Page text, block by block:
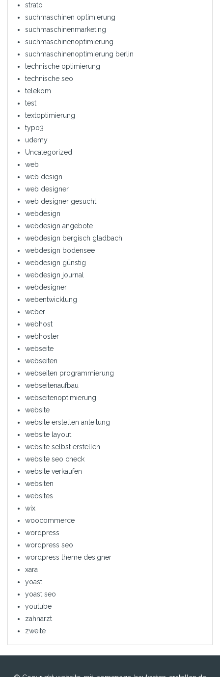
strato
suchmaschinen optimierung
suchmaschinenmarketing
suchmaschinenoptimierung
suchmaschinenoptimierung berlin
technische optimierung
technische seo
telekom
test
textoptimierung
typo3
udemy
Uncategorized
web
web design
web designer
web designer gesucht
webdesign
webdesign angebote
webdesign bergisch gladbach
webdesign bodensee
webdesign günstig
webdesign journal
webdesigner
webentwicklung
weber
webhost
webhoster
webseite
webseiten
webseiten programmierung
webseitenaufbau
webseitenoptimierung
website
website erstellen anleitung
website layout
website selbst erstellen
website seo check
website verkaufen
websiten
websites
wix
woocommerce
wordpress
wordpress seo
wordpress theme designer
xara
yoast
yoast seo
youtube
zahnarzt
zweite